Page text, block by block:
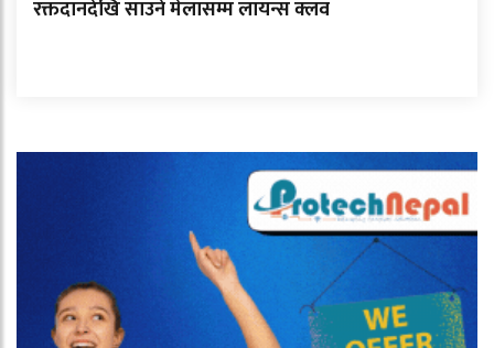
रक्तदानदेखि साउने मेलासम्म लायन्स क्लव